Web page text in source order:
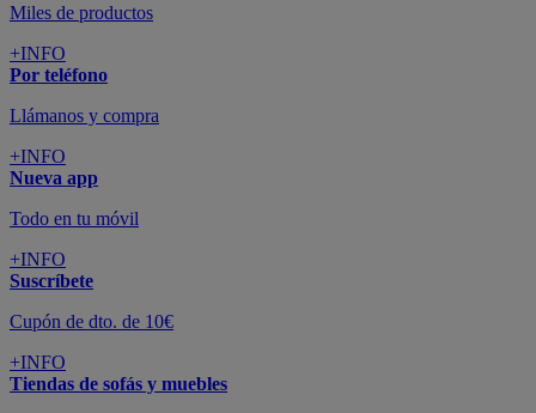
Miles de productos
+INFO
Por teléfono
Llámanos y compra
+INFO
Nueva app
Todo en tu móvil
+INFO
Suscríbete
Cupón de dto. de 10€
+INFO
Tiendas de sofás y muebles